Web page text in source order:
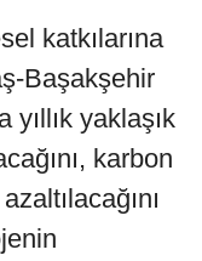
katkılarına
Başakşehir
yıllık yaklaşık
karbon